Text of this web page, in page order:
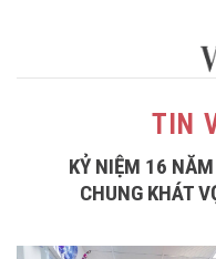
TIN
KỶ NIỆM 16
CHUNG KHÁT